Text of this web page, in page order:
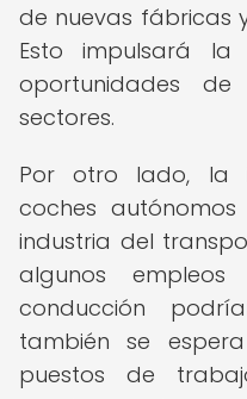
de nuevas fábricas
Esto impulsará
oportunidades
sectores.
Por otro lado, la
coches
industria del
algunos
conducción
también se
puestos de